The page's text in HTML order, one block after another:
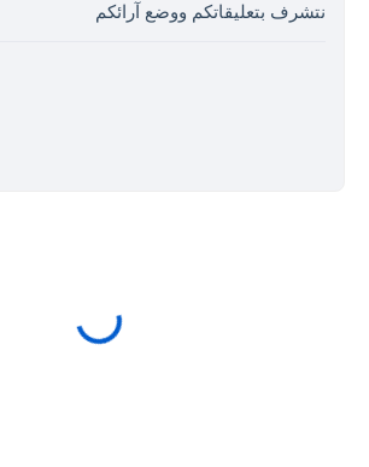
نتشرف بتعليقاتكم ووضع آرائكم